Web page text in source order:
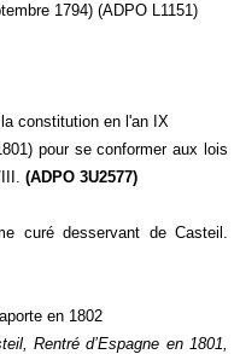
1794) (ADPO L1151)
constitution en l'an IX
) pour se conformer aux lois
(ADPO 3U2577)
curé desservant de Casteil.
en 1802
Rentré d’Espagne en 1801,